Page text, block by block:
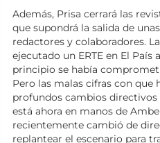
Además, Prisa cerrará las
que supondrá la salida de
redactores y colaboradores.
ejecutado un ERTE en El
principio se había
Pero las malas cifras con que
profundos cambios
está ahora en manos de
recientemente cambió de
replantear el escenario para